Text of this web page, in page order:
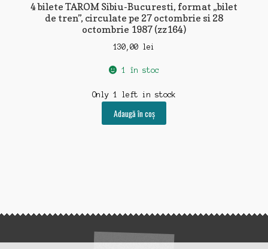
4 bilete TAROM Sibiu-Bucuresti, format „bilet
de tren”, circulate pe 27 octombrie si 28
octombrie 1987 (zz164)
130,00 lei
1 în stoc
Only 1 left in stock
Adaugă în coș